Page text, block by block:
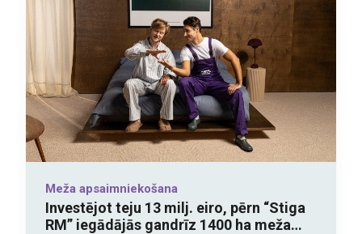
Meža apsaimniekošana
Investējot teju 13 milj. eiro, pērn “Stiga
RM” iegādājās gandrīz 1400 ha meža